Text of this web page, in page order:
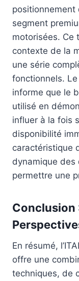
positionnement
segment
motorisées. Ce
contexte de la
une série
fonctionnels. Le
informe que le
utilisé en
influer à la fois
disponibilité
caractéristique
dynamique
permettre une
Conclusion
En résumé,
offre une
techniques, de